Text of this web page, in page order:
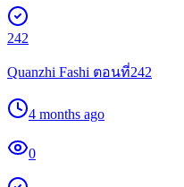
242
Quanzhi Fashi ตอนที่242
4 months ago
0